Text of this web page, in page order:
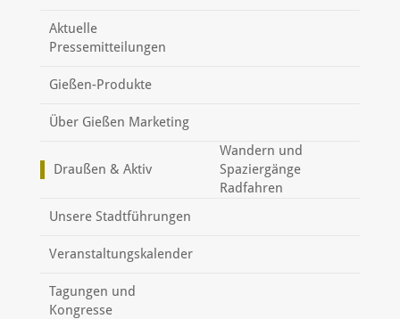
Aktuelle
Pressemitteilungen
Gießen-Produkte
Über Gießen Marketing
Draußen & Aktiv
Wandern und
Spaziergänge
Radfahren
Unsere Stadtführungen
Veranstaltungskalender
Tagungen und
Kongresse